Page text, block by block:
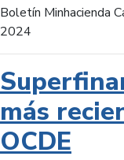
Boletín Minhacienda
2024
más
OCDE